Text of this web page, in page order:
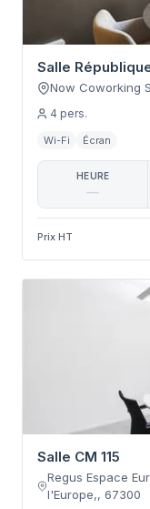
Salle
Now Coworking
4 pers.
Wi-Fi Écran
HEURE
—
Prix HT
Salle CM 115
Regus Espace
l'Europe,, 67300